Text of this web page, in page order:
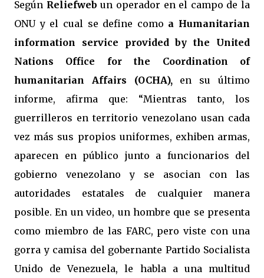
Según Reliefweb un operador en el campo de la
ONU y el cual se define como a Humanitarian
information service provided by the United
Nations Office for the Coordination of
humanitarian Affairs (OCHA),en su último
informe, afirma que: “Mientras tanto, los
guerrilleros en territorio venezolano usan cada
vez más sus propios uniformes, exhiben armas,
aparecen en público junto a funcionarios del
gobierno venezolano y se asocian con las
autoridades estatales de cualquier manera
posible. En un video, un hombre que se presenta
como miembro de las FARC, pero viste con una
gorra y camisa del gobernante Partido Socialista
Unido de Venezuela, le habla a una multitud